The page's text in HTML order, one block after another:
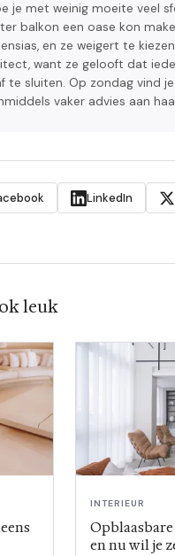
je met weinig moeite veel
balkon een oase kon
en ze weigert te
want ze gelooft dat
te sluiten. Op zondag vind
vaker advies aan
LinkedIn
leuk
INTERIEUR
en nu wil je